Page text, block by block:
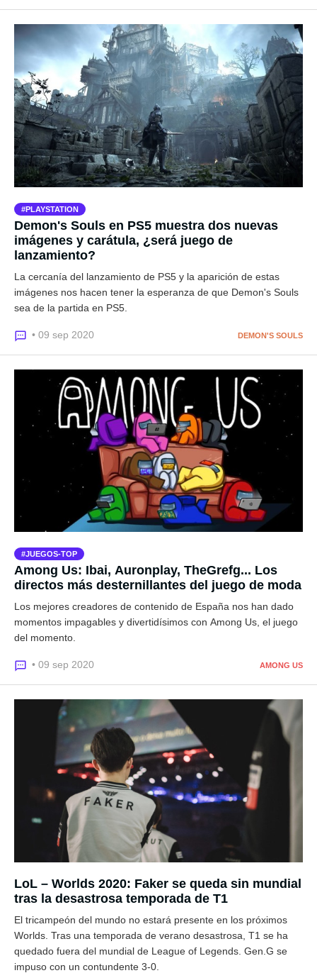
PLAYSTATION
Demon's Souls en PS5 muestra dos nuevas
imágenes y carátula, ¿será juego de
lanzamiento?
La cercanía del lanzamiento de PS5 y la aparición de estas
imágenes nos hacen tener la esperanza de que Demon's Souls
sea de la partida en PS5.
• 09 sep 2020 DEMON'S SOULS
JUEGOS-TOP
Among Us: Ibai, Auronplay, TheGrefg... Los
directos más desternillantes del juego de moda
Los mejores creadores de contenido de España nos han dado
momentos impagables y divertidísimos con Among Us, el juego
del momento.
• 09 sep 2020 AMONG US
LoL – Worlds 2020: Faker se queda sin mundial
tras la desastrosa temporada de T1
El tricampeón del mundo no estará presente en los próximos
Worlds. Tras una temporada de verano desastrosa, T1 se ha
quedado fuera del mundial de League of Legends. Gen.G se
impuso con un contundente 3-0.